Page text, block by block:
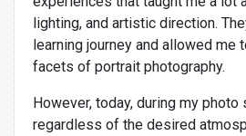
lighting, and artistic direction.
learning journey and allowed
facets of portrait photography.
However, today, during my
regardless of the desired